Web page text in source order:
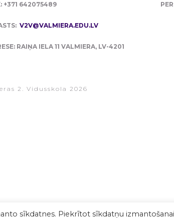
+371 642075489
V2V@VALMIERA.EDU.LV
RAIŅA IELA 11 VALMIERA, LV-4201
2. Vidusskola 2026
sīkdatnes. Piekrītot sīkdatņu